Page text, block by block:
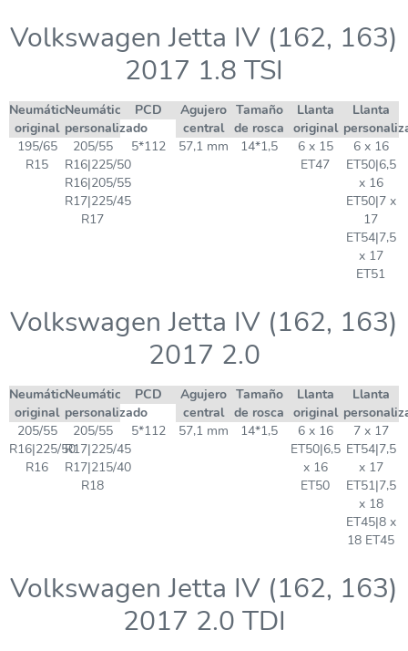
Volkswagen Jetta IV (162, 163)
2017 1.8 TSI
Neumático
original
Neumático
personalizado
PCD
Agujero
central
Tamaño
de rosca
Llanta
original
Llanta
195/65
R15
205/55
R16|225/50
R16|205/55
R17|225/45
R17
5*112 57,1 mm 14*1,5
6 x 15
ET47
6 x 16
ET50|6,5
x 16
ET50|7 x
17
ET54|7,5
x 17
ET51
Volkswagen Jetta IV (162, 163)
2017 2.0
Neumático
original
Neumático
personalizado
PCD
Agujero
central
Tamaño
de rosca
Llanta
original
Llanta
205/55
R16|225/50
R16
205/55
R17|225/45
R17|215/40
R18
5*112 57,1 mm 14*1,5
6 x 16
ET50|6,5
x 16
ET50
7 x 17
ET54|7,5
x 17
ET51|7,5
x 18
ET45|8 x
18 ET45
Volkswagen Jetta IV (162, 163)
2017 2.0 TDI